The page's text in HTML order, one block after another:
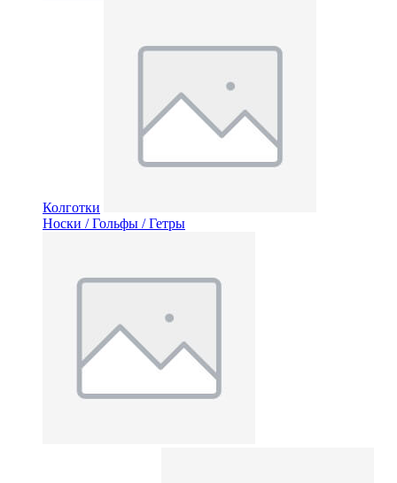
Колготки
Носки / Гольфы / Гетры